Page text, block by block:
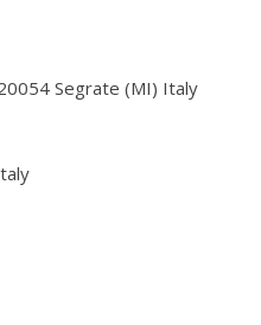
Segrate (MI) Italy